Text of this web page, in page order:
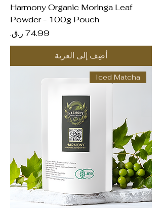
Harmony Organic Moringa Leaf
Powder - 100g Pouch
السعر
أضِف إلى العربة
Iced Matcha